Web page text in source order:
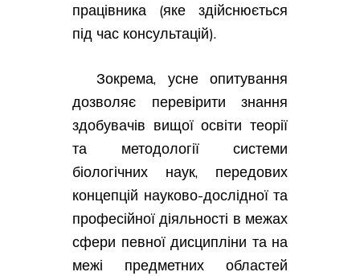
працівника (яке здійснюється
під час консультацій).
Зокрема, усне опитування
дозволяє перевірити знання
здобувачів вищої освіти теорії
та методології системи
біологічних наук, передових
концепцій науково-дослідної та
професійної діяльності в межах
сфери певної дисципліни та на
межі предметних областей